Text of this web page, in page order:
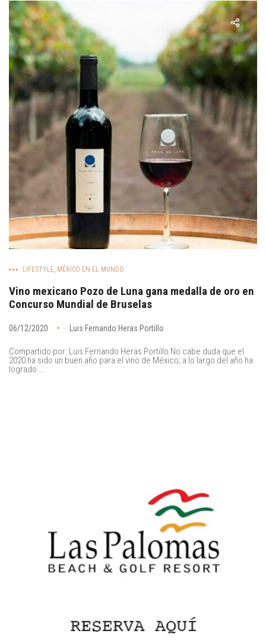
LIFESTYLE, MÉXICO EN EL MUNDO
Vino mexicano Pozo de Luna gana medalla de oro en
Concurso Mundial de Bruselas
06/12/2020 Luis Fernando Heras Portillo
Compartido por: Luis Fernando Heras Portillo No cabe duda que el
2020 ha sido un buen año para el vino de México; a lo largo del año ha
logrado...